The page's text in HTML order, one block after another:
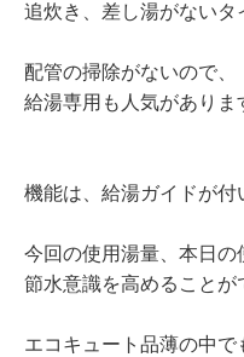
追炊き、差し湯がないタ
配管の掃除がないので、
給湯専用も人気がありま
機能は、給湯ガイドが付
今回の使用湯量、本日
節水意識を高めることが
エコキュート品薄の中で